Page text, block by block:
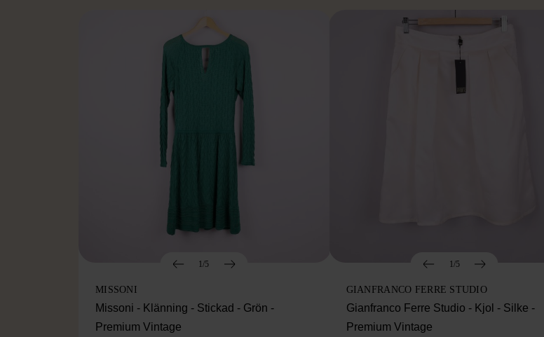
1/5
MISSONI
Missoni - Klänning - Stickad - Grön -
Premium Vintage
1/5
GIANFRANCO FERRE STUDIO
Gianfranco Ferre Studio - Kjol - Silke -
Premium Vintage